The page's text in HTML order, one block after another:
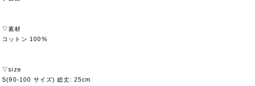
▽素材
コットン 100%
▽size
S(90-100 サイズ) 総丈: 25cm